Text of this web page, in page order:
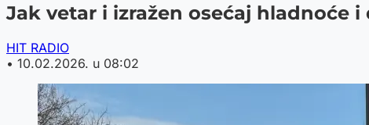
Jak vetar i izražen osećaj hladnoće i
HIT RADIO
• 10.02.2026. u 08:02